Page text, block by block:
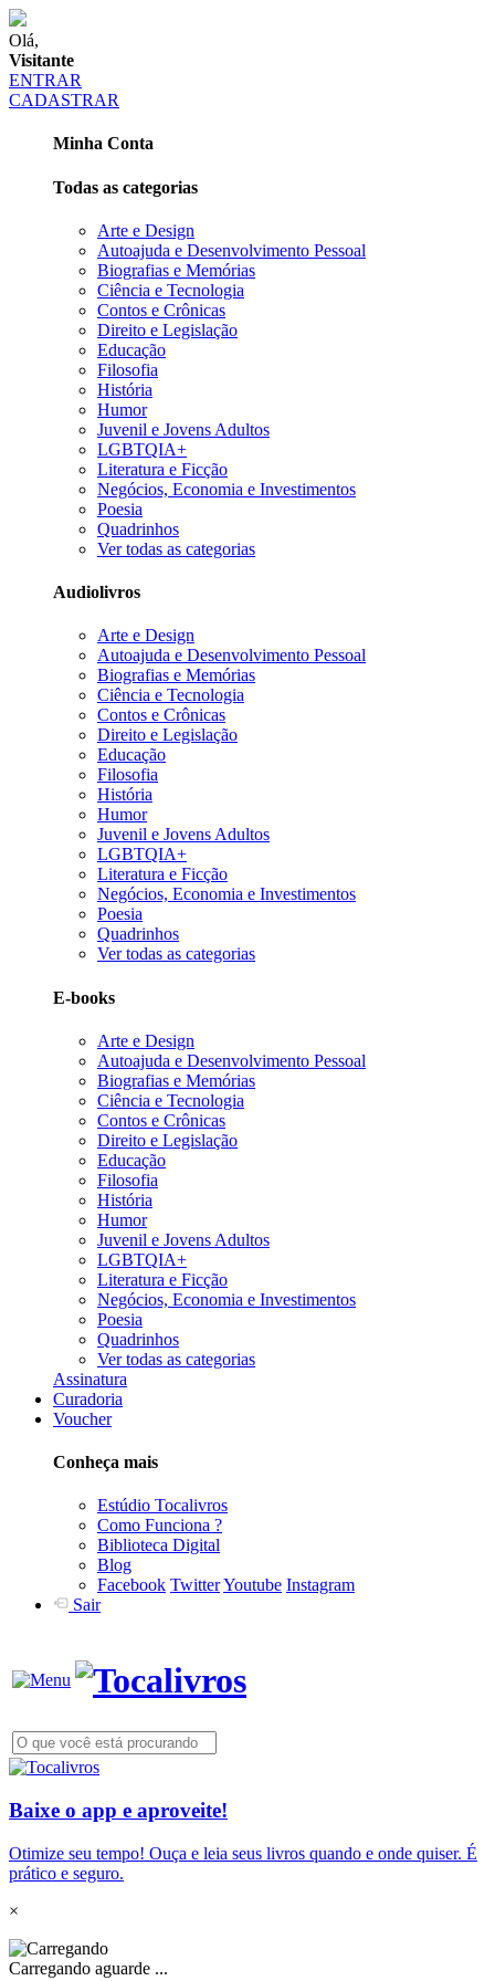
Olá,
Visitante
ENTRAR
CADASTRAR
Minha Conta
Todas as categorias
Arte e Design
Autoajuda e Desenvolvimento Pessoal
Biografias e Memórias
Ciência e Tecnologia
Contos e Crônicas
Direito e Legislação
Educação
Filosofia
História
Humor
Juvenil e Jovens Adultos
LGBTQIA+
Literatura e Ficção
Negócios, Economia e Investimentos
Poesia
Quadrinhos
Ver todas as categorias
Audiolivros
Arte e Design
Autoajuda e Desenvolvimento Pessoal
Biografias e Memórias
Ciência e Tecnologia
Contos e Crônicas
Direito e Legislação
Educação
Filosofia
História
Humor
Juvenil e Jovens Adultos
LGBTQIA+
Literatura e Ficção
Negócios, Economia e Investimentos
Poesia
Quadrinhos
Ver todas as categorias
E-books
Arte e Design
Autoajuda e Desenvolvimento Pessoal
Biografias e Memórias
Ciência e Tecnologia
Contos e Crônicas
Direito e Legislação
Educação
Filosofia
História
Humor
Juvenil e Jovens Adultos
LGBTQIA+
Literatura e Ficção
Negócios, Economia e Investimentos
Poesia
Quadrinhos
Ver todas as categorias
Assinatura
Curadoria
Voucher
Conheça mais
Estúdio Tocalivros
Como Funciona ?
Biblioteca Digital
Blog
Facebook TwitterYoutube Instagram
Sair
Baixe o app e aproveite!
Otimize seu tempo! Ouça e leia seus livros quando e onde quiser. É
prático e seguro.
×
Carregando aguarde ...